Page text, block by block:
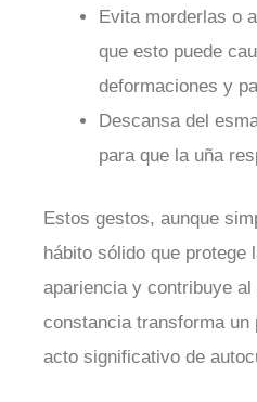
Evita morderlas o
que esto puede
deformaciones y
Descansa del
para que la uña
Estos gestos, aunque
hábito sólido que protege
apariencia y contribuye
constancia transforma un
acto significativo de